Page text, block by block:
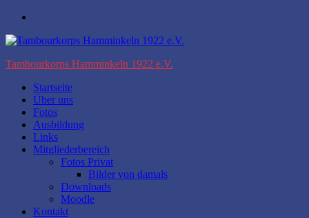
Zum
springen
Tambourkorps Hamminkeln 1922 e.V.
Startseite
Über uns
Fotos
Ausbildung
Links
Mitgliederbereich
Fotos Privat
Bilder von damals
Downloads
Moodle
Kontakt